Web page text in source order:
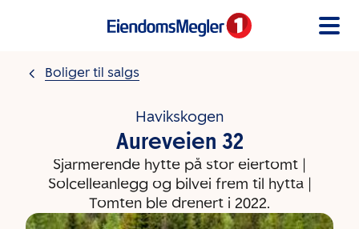
Boliger til salgs
Havikskogen
Aureveien 32
Sjarmerende hytte på stor eiertomt |
Solcelleanlegg og bilvei frem til hytta |
Tomten ble drenert i 2022.